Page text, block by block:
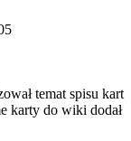
temat spisu kart
karty do wiki dodał